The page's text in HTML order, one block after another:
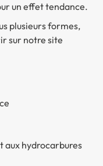
un effet tendance.
plusieurs formes,
sur notre site
aux hydrocarbures